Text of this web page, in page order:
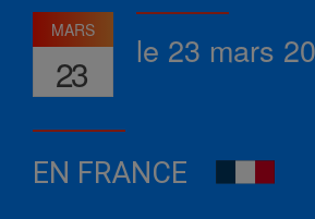
MARS
23
le 23 mars
EN FRANCE